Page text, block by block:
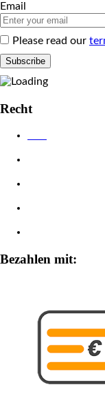
Email
Please read our
Recht
Bezahlen mit: